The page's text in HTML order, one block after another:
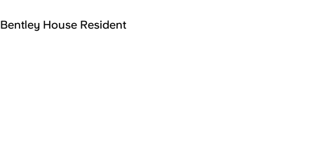
Bentley House Resident